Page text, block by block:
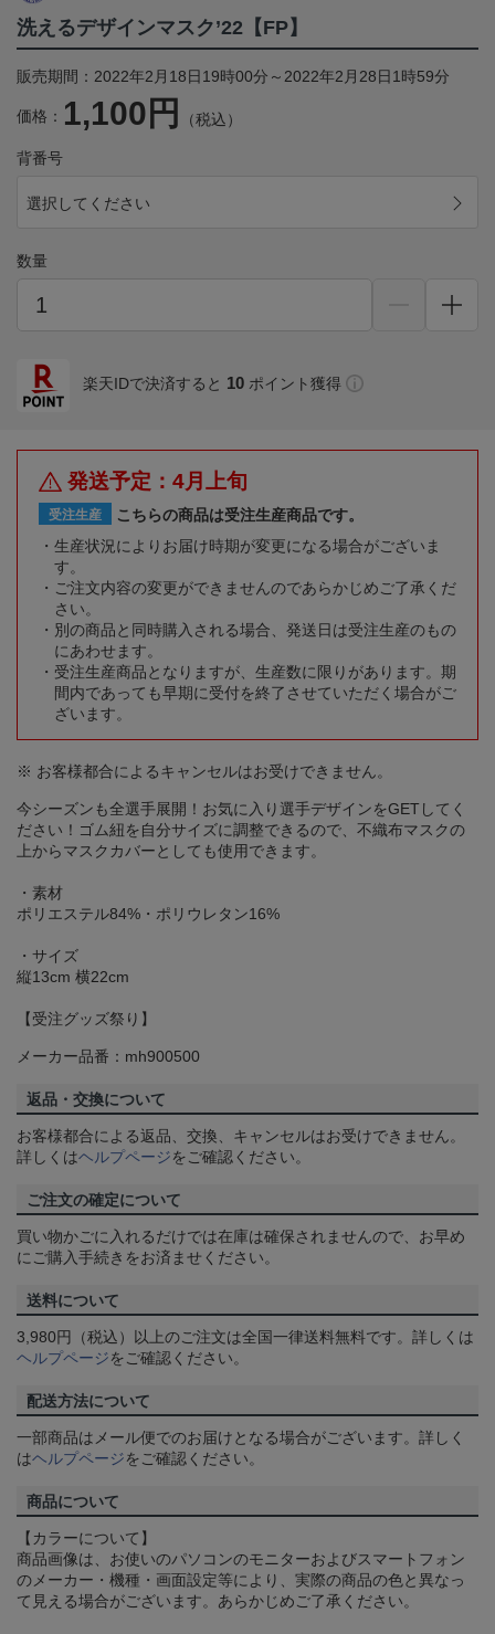
洗えるデザインマスク’22【FP】
販売期間：2022年2月18日19時00分～2022年2月28日1時59分
価格： 1,100円 （税込）
背番号
選択してください
数量
楽天IDで決済すると 10 ポイント獲得
発送予定：4月上旬
受注生産
こちらの商品は受注生産商品です。
生産状況によりお届け時期が変更になる場合がございま
す。
ご注文内容の変更ができませんのであらかじめご了承くだ
さい。
別の商品と同時購入される場合、発送日は受注生産のもの
にあわせます。
受注生産商品となりますが、生産数に限りがあります。期
間内であっても早期に受付を終了させていただく場合がご
ざいます。
※ お客様都合によるキャンセルはお受けできません。
今シーズンも全選手展開！お気に入り選手デザインをGETしてく
ださい！ゴム紐を自分サイズに調整できるので、不織布マスクの
上からマスクカバーとしても使用できます。
・素材
ポリエステル84%・ポリウレタン16%
・サイズ
縦13cm 横22cm
【受注グッズ祭り】
メーカー品番：mh900500
返品・交換について
お客様都合による返品、交換、キャンセルはお受けできません。
詳しくはヘルプページをご確認ください。
ご注文の確定について
買い物かごに入れるだけでは在庫は確保されませんので、お早め
にご購入手続きをお済ませください。
送料について
3,980円（税込）以上のご注文は全国一律送料無料です。詳しくは
ヘルプページをご確認ください。
配送方法について
一部商品はメール便でのお届けとなる場合がございます。詳しく
はヘルプページをご確認ください。
商品について
【カラーについて】
商品画像は、お使いのパソコンのモニターおよびスマートフォン
のメーカー・機種・画面設定等により、実際の商品の色と異なっ
て見える場合がございます。あらかじめご了承ください。